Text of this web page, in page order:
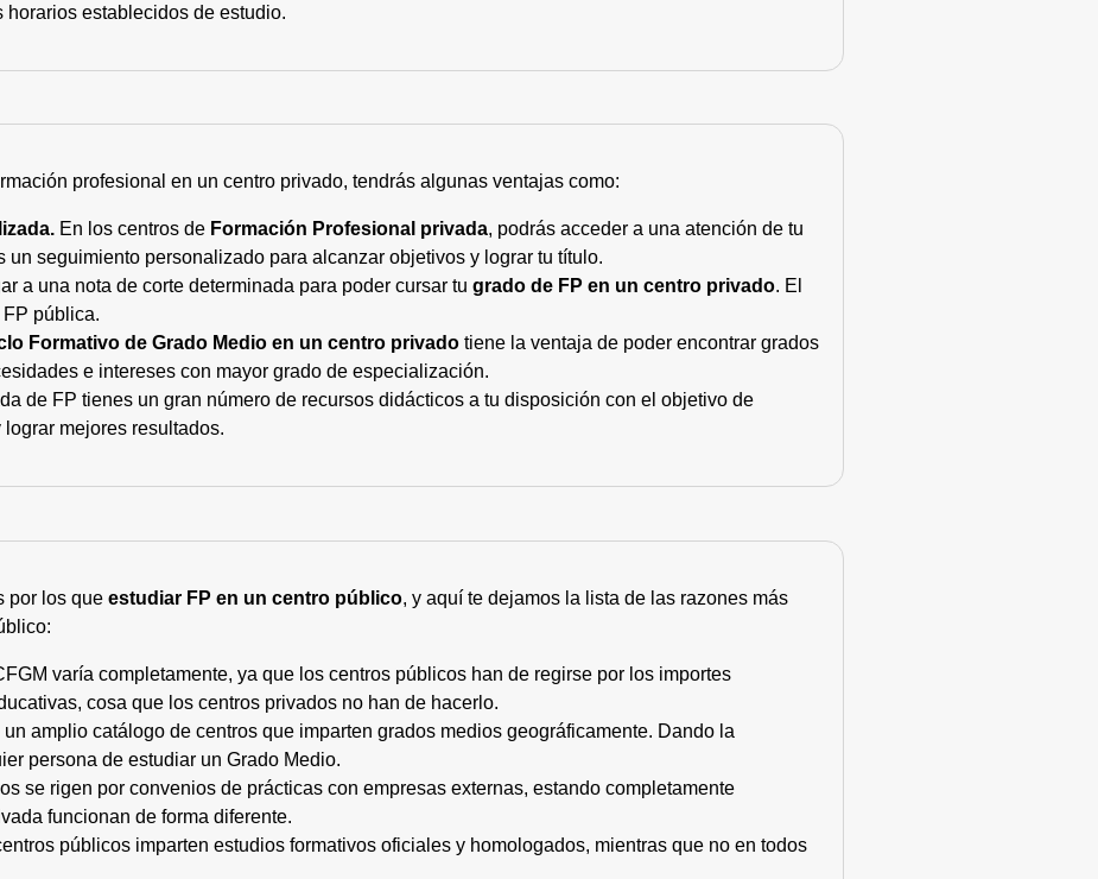
establecidos de estudio.
profesional en un centro privado, tendrás algunas ventajas como:
En los centros de Formación Profesional privada, podrás acceder a una atención de tu
un seguimiento personalizado para alcanzar objetivos y lograr tu título.
a una nota de corte determinada para poder cursar tu grado de FP en un centro privado. El
pública.
Formativo de Grado Medio en un centro privado tiene la ventaja de poder encontrar grados
e intereses con mayor grado de especialización.
de FP tienes un gran número de recursos didácticos a tu disposición con el objetivo de
mejores resultados.
por los queestudiar FP en un centro público, y aquí te dejamos la lista de las razones más
varía completamente, ya que los centros públicos han de regirse por los importes
cosa que los centros privados no han de hacerlo.
amplio catálogo de centros que imparten grados medios geográficamente. Dando la
persona de estudiar un Grado Medio.
se rigen por convenios de prácticas con empresas externas, estando completamente
funcionan de forma diferente.
públicos imparten estudios formativos oficiales y homologados, mientras que no en todos